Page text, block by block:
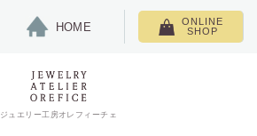
HOME
ONLINE
SHOP
ジュエリー工房オレフィーチェ